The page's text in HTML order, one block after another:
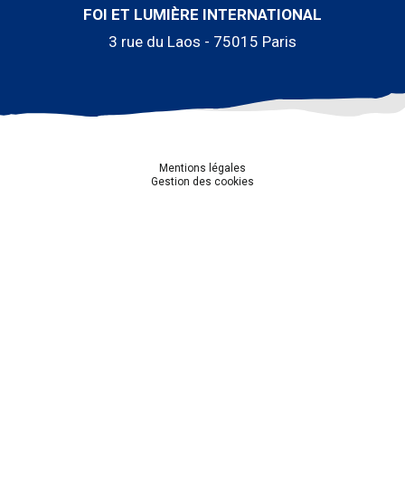
FOI ET LUMIÈRE INTERNATIONAL
3 rue du Laos - 75015 Paris
Mentions légales
Gestion des cookies